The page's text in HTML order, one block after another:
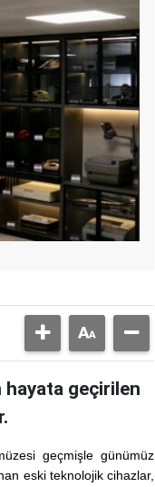
hayata geçirilen
geçmişle günümüz
eski teknolojik cihazlar,